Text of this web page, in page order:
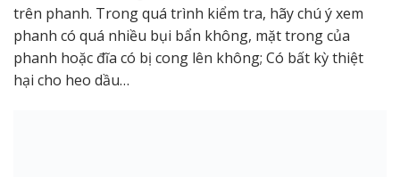
trên phanh. Trong quá trình kiểm tra, hãy chú ý xem
phanh có quá nhiều bụi bẩn không, mặt trong của
phanh hoặc đĩa có bị cong lên không; Có bất kỳ thiệt
hại cho heo dầu…